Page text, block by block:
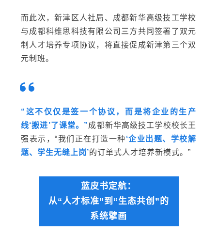
而此次，新津区人社局、成都新华高级技工学校
与成都科维思科技有限公司三方共同签署了双元
制人才培养专项协议， 将直接促成新津第三个双
元制班。
“这不仅仅是签一个协议，而是将企业的生产
线‘搬进’了课堂。”成都新华高级技工学校校长王
强表示，“我们正在打造一种 ‘企业出题、学校解
题、学生无缝上岗’的订单式人才培养新模式。”
蓝皮书定航：
从“人才标准”到“生态共创”的
系统擘画